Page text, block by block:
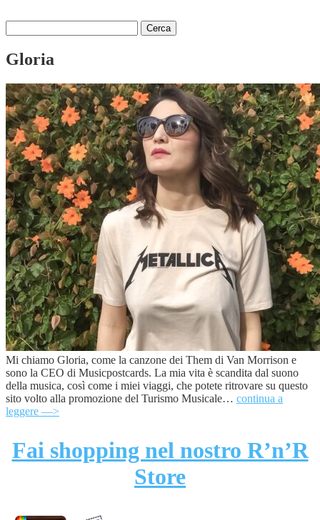
per:
Gloria
Mi chiamo Gloria, come la canzone dei Them di Van Morrison e
sono la CEO di Musicpostcards. La mia vita è scandita dal suono
della musica, così come i miei viaggi, che potete ritrovare su questo
sito volto alla promozione del Turismo Musicale… continua a
leggere —>
Fai shopping nel nostro R’n’R
Store